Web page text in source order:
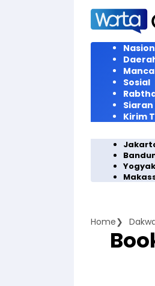
Langsung
konten
Sosial
Siaran
Kirim
Home